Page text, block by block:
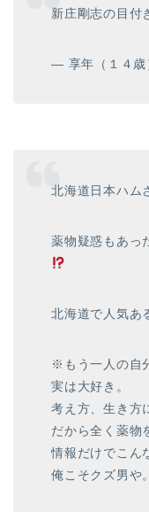
新庄剛志の目付
— 享年（１４
北海道日本ハム
薬物疑惑もあっ
北海道で人気あ
※もう一人の自
実は大好き。
考え方、生き方
だから全く薬物
情報だけでこん
俺こそクズ男や。